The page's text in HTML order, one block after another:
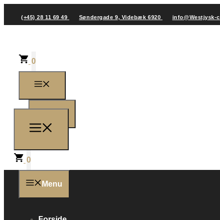
(+45) 28 11 69 49 Søndergade 9, Videbæk 6920 info@Westjysk-
0
0
Menu